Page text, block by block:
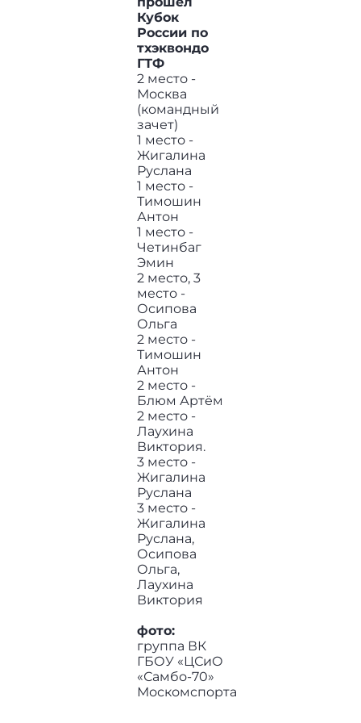
Кубок
России по
тхэквондо
ГТФ
2 место -
Москва
(командный
зачет)
1 место -
Жигалина
Руслана
1 место -
Тимошин
Антон
1 место -
Четинбаг
Эмин
2 место, 3
место -
Осипова
Ольга
2 место -
Тимошин
Антон
2 место -
Блюм Артём
2 место -
Лаухина
Виктория.
3 место -
Жигалина
Руслана
3 место -
Жигалина
Руслана,
Осипова
Ольга,
Лаухина
Виктория
фото:
группа ВК
ГБОУ «ЦСиО
«Самбо-70»
Москомспорта